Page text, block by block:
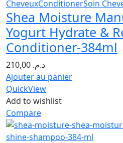
CheveuxConditionerSoin
Shea Moisture
Yogurt Hydrate &
Conditioner-384ml
د.م.
Ajouter au panier
QuickView
Add to wishlist
Compare